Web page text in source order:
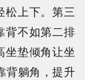
松上下。第三
背不如第二排
坐垫倾角让坐
背躺角，提升